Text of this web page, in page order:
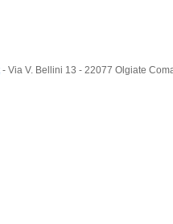
- Via V. Bellini 13 - 22077 Olgiate